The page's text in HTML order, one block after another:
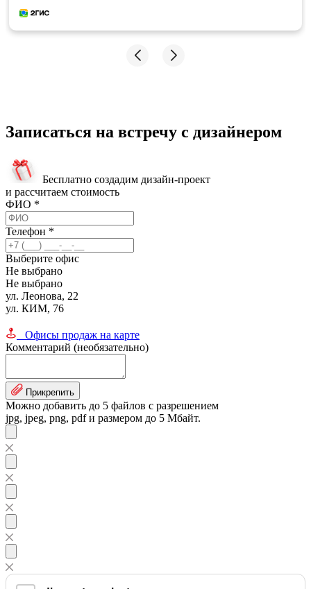
Записаться на встречу с дизайнером
Бесплатно создадим дизайн-проект
и рассчитаем стоимость
ФИО *
Телефон *
Выберите офис
Не выбрано
Не выбрано
ул. Леонова, 22
ул. КИМ, 76
Офисы продаж на карте
Комментарий (необязательно)
Прикрепить
Можно добавить до 5 файлов с разрешением
jpg, jpeg, png, pdf и размером до 5 Мбайт.